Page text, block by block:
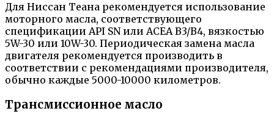
Для Ниссан Теана рекомендуется использование
моторного масла, соответствующего
спецификации API SN или ACEA B3/B4, вязкостью
5W-30 или 10W-30. Периодическая замена масла
двигателя рекомендуется производить в
соответствии с рекомендациями производителя,
обычно каждые 5000-10000 километров.
Трансмиссионное масло